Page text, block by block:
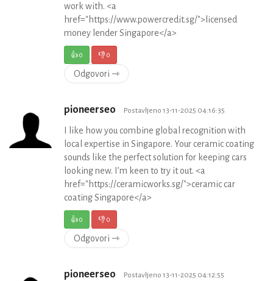
work with. <a
href="https://www.powercredit.sg/">licensed
money lender Singapore</a>
👍0 👎0
Odgovori ⇾
pioneerseo Postavljeno 13-11-2025 04:16:35
I like how you combine global recognition with
local expertise in Singapore. Your ceramic coating
sounds like the perfect solution for keeping cars
looking new. I’m keen to try it out. <a
href="https://ceramicworks.sg/">ceramic car
coating Singapore</a>
👍0 👎0
Odgovori ⇾
pioneerseo Postavljeno 13-11-2025 04:12:55